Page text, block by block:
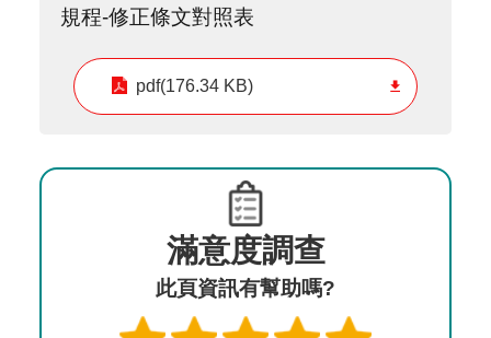
規程-修正條文對照表
pdf(176.34 KB)
滿意度調查
此頁資訊有幫助嗎?